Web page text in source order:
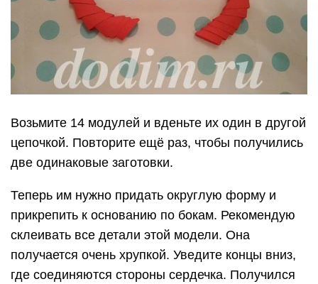
Возьмите 14 модулей и вденьте их один в другой
цепочкой. Повторите ещё раз, чтобы получились
две одинаковые заготовки.
Теперь им нужно придать округлую форму и
прикрепить к основанию по бокам. Рекомендую
склеивать все детали этой модели. Она
получается очень хрупкой. Уведите концы вниз,
где соединяются стороны сердечка. Получился